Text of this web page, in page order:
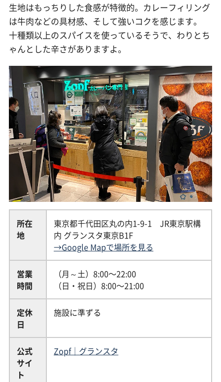
生地はもっちりした食感が特徴的。カレーフィリング
は牛肉などの具材感、そして強いコクを感じます。
十種類以上のスパイスを使っているそうで、わりとち
ゃんとした辛さがありますよ。
所在
地
東京都千代田区丸の内1-9-1 JR東京駅構
内 グランスタ東京B1F
→Google Mapで場所を見る
営業
時間
（月～土）8:00〜22:00
（日・祝日）8:00〜21:00
定休
日
施設に準ずる
公式
サイ
ト
Zopf｜グランスタ